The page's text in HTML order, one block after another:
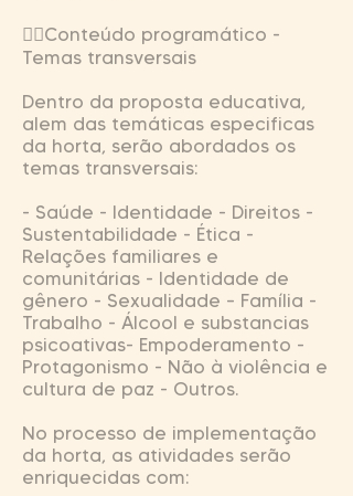
Conteúdo programático -
Temas transversais
Dentro da proposta educativa,
alem das temáticas especificas
da horta, serão abordados os
temas transversais:
- Saúde - Identidade - Direitos -
Sustentabilidade - Ética -
Relações familiares e
comunitárias - Identidade de
gênero - Sexualidade – Família -
Trabalho - Álcool e substancias
psicoativas- Empoderamento -
Protagonismo - Não à violência e
cultura de paz - Outros.
No processo de implementação
da horta, as atividades serão
enriquecidas com: